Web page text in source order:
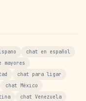
chat en español
mayores
chat para ligar
chat México
chat Venezuela